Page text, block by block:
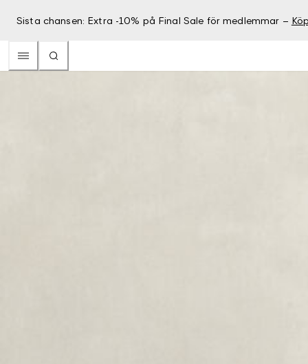
Sista chansen: Extra -10% på Final Sale för medlemmar –